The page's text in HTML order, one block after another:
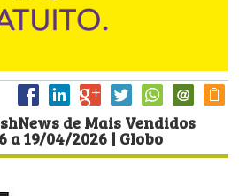
de Mais Vendidos
a 19/04/2026 | Globo